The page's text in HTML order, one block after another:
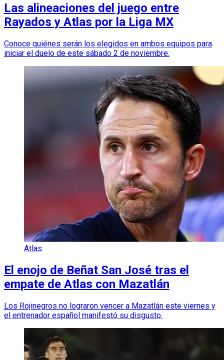
Las alineaciones del juego entre
Rayados y Atlas por la Liga MX
Conoce quiénes serán los elegidos en ambos equipos para
iniciar el duelo de este sábado 2 de noviembre.
Atlas
El enojo de Beñat San José tras el
empate de Atlas con Mazatlán
Los Rojinegros no lograron vencer a Mazatlán este viernes y
el entrenador español manifestó su disgusto.